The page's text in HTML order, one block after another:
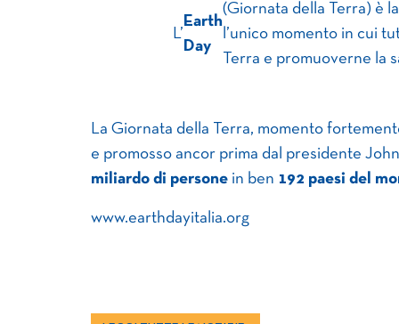
L’
Earth
Day
(Giornata della Terra) è
l’unico momento in cui
Terra e promuoverne la
La Giornata della Terra, momento
e promosso ancor prima dal presidente
miliardo di persone in ben 192 paesi del
www.earthdayitalia.org